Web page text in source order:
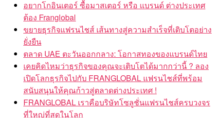
อยากโกอินเตอร์ ซื้อมาสเตอร์ หรือ แบรนด์ ต่างประเทศ
ต้อง Franglobal
ขยายธุรกิจแฟรนไชส์ เส้นทางสู่ความสำเร็จที่เติบโตอย่าง
ยั่งยืน
ตลาด UAE ตะวันออกกลาง: โอกาสทองของแบรนด์ไทย
เคยคิดไหมว่าธุรกิจของคุณจะเติบโตได้มากกว่านี้ ? ลอง
เปิดโลกธุรกิจไปกับ FRANGLOBAL แฟรนไชส์ที่พร้อม
สนับสนุนให้คุณก้าวสู่ตลาดต่างประเทศ !
FRANGLOBAL เราคือบริษัทโซลูชั่นแฟรนไชส์ครบวงจร
ที่ใหญ่ที่สุดในโลก